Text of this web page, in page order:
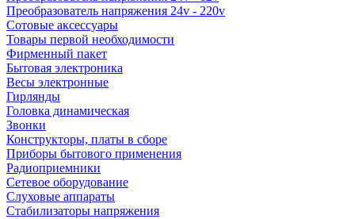
Преобразователь напряжения 24v - 220v
Сотовые аксессуары
Товары первой необходимости
Фирменный пакет
Бытовая электроника
Весы электронные
Гирлянды
Головка динамическая
Звонки
Конструкторы, платы в сборе
Приборы бытового применения
Радиоприемники
Сетевое оборудование
Слуховые аппараты
Стабилизаторы напряжения